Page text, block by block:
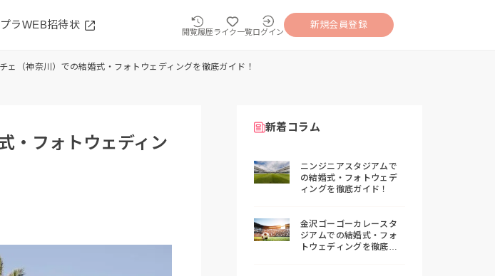
ラWEB招待状
閲覧履歴ライク一覧ログイン
新規会員登録
ェ（神奈川）での結婚式・フォトウェディングを徹底ガイド！
・フォトウェディン
新着コラム
ニンジニアスタジアムで
の結婚式・フォトウェデ
ィングを徹底ガイド！
金沢ゴーゴーカレースタ
ジアムでの結婚式・フォ
トウェディングを徹底ガ